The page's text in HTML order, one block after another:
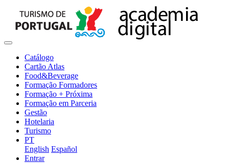
Catálogo
Cartão Atlas
Food&Beverage
Formação Formadores
Formação + Próxima
Formação em Parceria
Gestão
Hotelaria
Turismo
PT
English Español
Entrar